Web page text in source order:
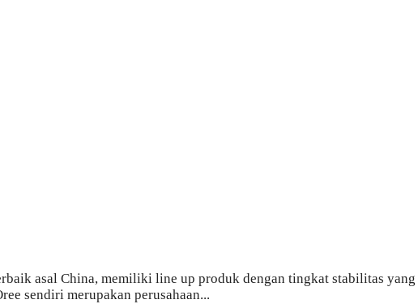
asal China, memiliki line up produk dengan tingkat stabilitas
sendiri merupakan perusahaan...